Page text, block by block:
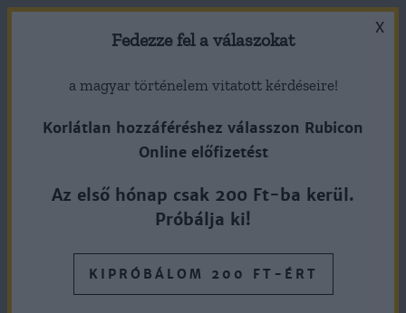
X
Fedezze fel a válaszokat
a magyar történelem vitatott kérdéseire!
Korlátlan hozzáféréshez válasszon Rubicon
Online előfizetést
Az első hónap csak 200 Ft-ba kerül.
Próbálja ki!
KIPRÓBÁLOM 200 FT-ÉRT